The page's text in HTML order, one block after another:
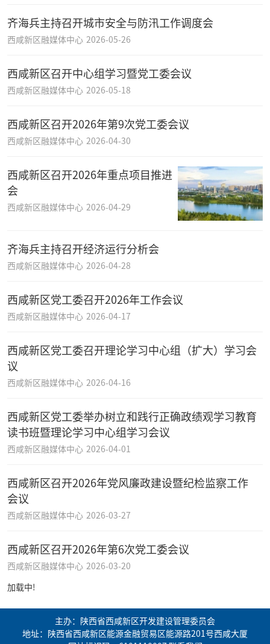
齐海兵主持召开城市安全与防汛工作调度会
西咸新区融媒体中心 2026-05-26
西咸新区召开中心组学习暨党工委会议
西咸新区融媒体中心 2026-05-18
西咸新区召开2026年第9次党工委会议
西咸新区融媒体中心 2026-04-30
西咸新区召开2026年重点项目推进
会
西咸新区融媒体中心 2026-04-29
齐海兵主持召开经济运行分析会
西咸新区融媒体中心 2026-04-28
西咸新区党工委召开2026年工作会议
西咸新区融媒体中心 2026-04-17
西咸新区党工委召开理论学习中心组（扩大）学习会
议
西咸新区融媒体中心 2026-04-16
西咸新区党工委举办树立和践行正确政绩观学习教育
读书班暨理论学习中心组学习会议
西咸新区融媒体中心 2026-04-01
西咸新区召开2026年党风廉政建设暨纪检监察工作
会议
西咸新区融媒体中心 2026-03-27
西咸新区召开2026年第6次党工委会议
西咸新区融媒体中心 2026-03-20
加载中!
主办：陕西省西咸新区开发建设管理委员会
地址：陕西省西咸新区能源金融贸易区能源路201号西咸大厦